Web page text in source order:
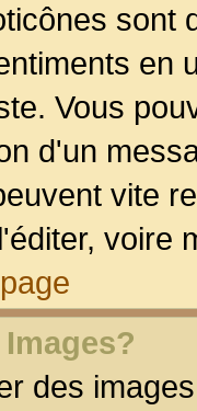
sont
en
Vous
d'un
vite
voire
des